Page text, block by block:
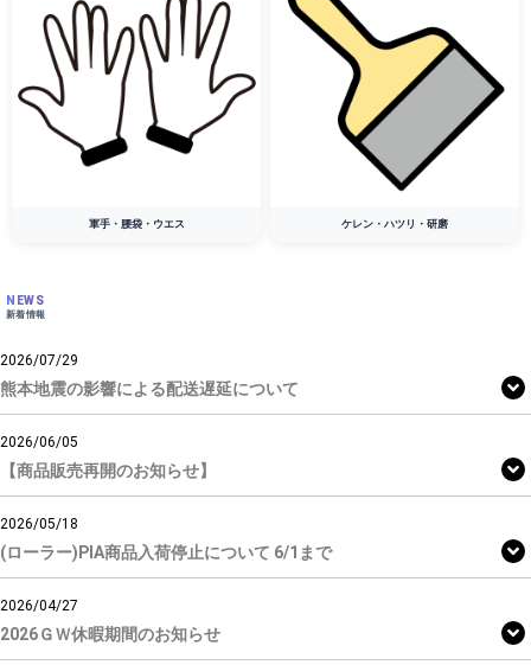
軍手・腰袋・ウエス ケレン・ハツリ・研磨
NEWS
新着情報
2026/07/29
熊本地震の影響による配送遅延について
2026/06/05
【商品販売再開のお知らせ】
2026/05/18
(ローラー)PIA商品入荷停止について 6/1まで
2026/04/27
2026ＧＷ休暇期間のお知らせ